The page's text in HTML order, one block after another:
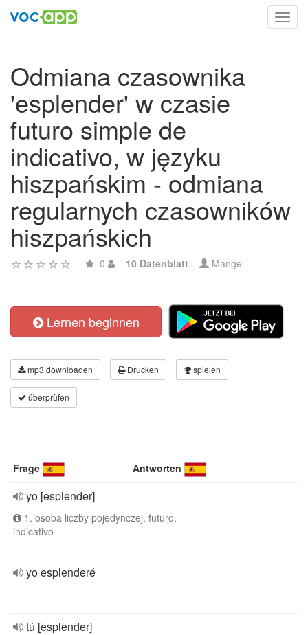
Odmiana czasownika
'esplender' w czasie
futuro simple de
indicativo, w języku
hiszpańskim - odmiana
regularnych czasowników
hiszpańskich
0 10 Datenblatt Mangel
Lernen beginnen
mp3 downloaden Drucken spielen
überprüfen
Frage Antworten
yo [esplender]
1. osoba liczby pojedynczej, futuro,
indicativo
yo esplenderé
tú [esplender]